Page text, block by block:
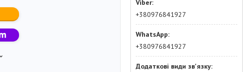
+380976841927
+380976841927